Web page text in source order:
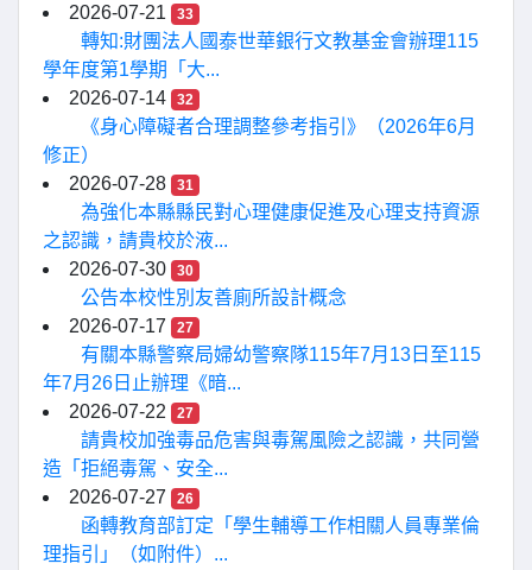
2026-07-21
33
轉知:財團法人國泰世華銀行文教基金會辦理115
學年度第1學期「大...
2026-07-14
32
《身心障礙者合理調整參考指引》（2026年6月
修正）
2026-07-28
31
為強化本縣縣民對心理健康促進及心理支持資源
之認識，請貴校於液...
2026-07-30
30
公告本校性別友善廁所設計概念
2026-07-17
27
有關本縣警察局婦幼警察隊115年7月13日至115
年7月26日止辦理《暗...
2026-07-22
27
請貴校加強毒品危害與毒駕風險之認識，共同營
造「拒絕毒駕、安全...
2026-07-27
26
函轉教育部訂定「學生輔導工作相關人員專業倫
理指引」（如附件）...